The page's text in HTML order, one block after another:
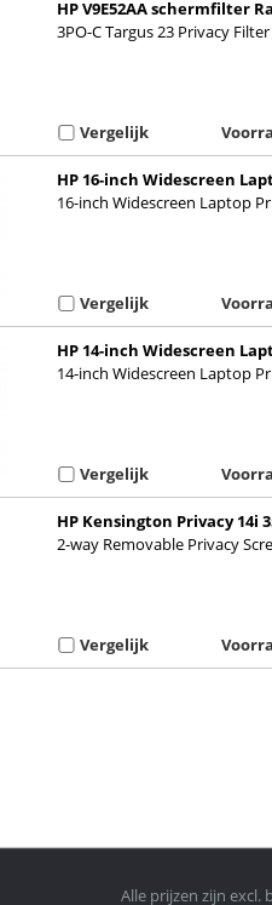
3PO-C Targus 23 Privacy Filter
HP V9E52AA schermfilter
cm (23")
Vergelijk
16-inch Widescreen Laptop
HP 16-inch Widescreen
Vergelijk
14-inch Widescreen Laptop
HP 14-inch Widescreen
Vergelijk
2-way Removable Privacy
HP Kensington Privacy 14i
privacyfilter voor
Vergelijk
Alle prijzen zijn excl.